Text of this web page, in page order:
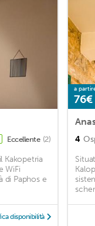
Eccellente (2)
Kakopetria
WiFi
di Paphos e
disponibilità
a
76€
4